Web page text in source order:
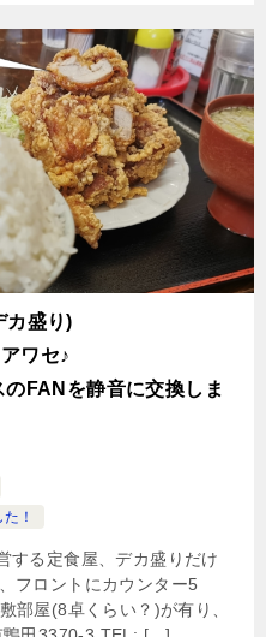
カ盛り)
ワセ♪
のFANを静音に交換しま
！
する定食屋、デカ盛りだけ
フロントにカウンター5
部屋(8卓くらい？)が有り、